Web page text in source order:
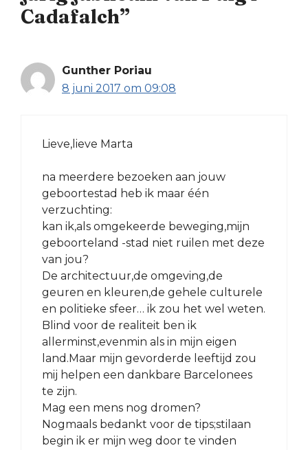
Cadafalch”
Gunther Poriau
8 juni 2017 om 09:08
Lieve,lieve Marta
na meerdere bezoeken aan jouw
geboortestad heb ik maar één
verzuchting:
kan ik,als omgekeerde beweging,mijn
geboorteland -stad niet ruilen met deze
van jou?
De architectuur,de omgeving,de
geuren en kleuren,de gehele culturele
en politieke sfeer… ik zou het wel weten.
Blind voor de realiteit ben ik
allerminst,evenmin als in mijn eigen
land.Maar mijn gevorderde leeftijd zou
mij helpen een dankbare Barcelonees
te zijn.
Mag een mens nog dromen?
Nogmaals bedankt voor de tips;stilaan
begin ik er mijn weg door te vinden